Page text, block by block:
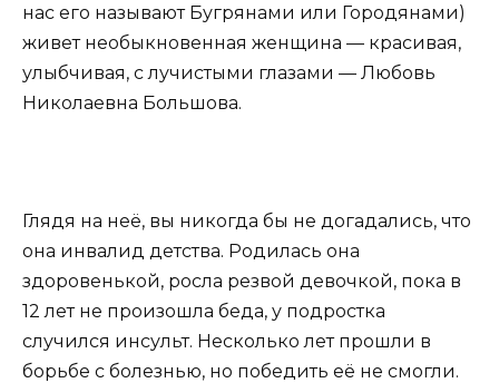
нас его называют Бугрянами или Городянами)
живет необыкновенная женщина — красивая,
улыбчивая, с лучистыми глазами — Любовь
Николаевна Большова.
Глядя на неё, вы никогда бы не догадались, что
она инвалид детства. Родилась она
здоровенькой, росла резвой девочкой, пока в
12 лет не произошла беда, у подростка
случился инсульт. Несколько лет прошли в
борьбе с болезнью, но победить её не смогли.